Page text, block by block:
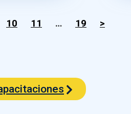
10 11 … 19 >